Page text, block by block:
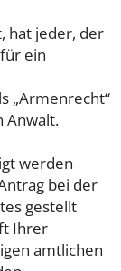
hat jeder, der
ein
„Armenrecht“
Anwalt.
werden
bei der
gestellt
Ihrer
amtlichen